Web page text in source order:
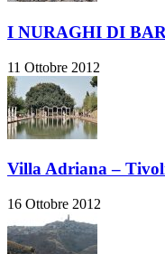
I NURAGHI DI
11 Ottobre 2012
Villa Adriana –
16 Ottobre 2012